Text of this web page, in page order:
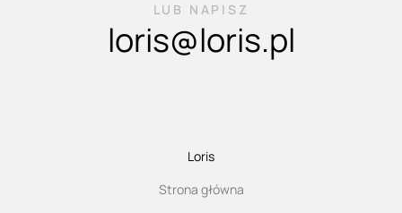
LUB NAPISZ
loris@loris.pl
Loris
Strona główna